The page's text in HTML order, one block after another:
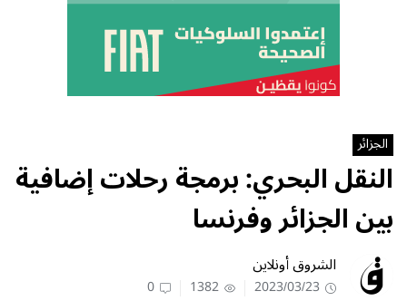
الجزائر
النقل البحري: برمجة رحلات إضافية
بين الجزائر وفرنسا
الشروق أونلاين
2023/03/23
1382
0